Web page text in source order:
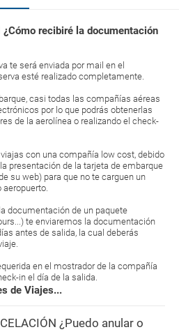
¿Cómo recibiré la documentación
te será enviada por mail en el
esté realizado completamente.
casi todas las compañías aéreas
por lo que podrás obtenerlas
de la aerolínea o realizando el check-
con una compañía low cost, debido
presentación de la tarjeta de embarque
su web) para que no te carguen un
documentación de un paquete
te enviaremos la documentación
antes de salida, la cual deberás
en el mostrador de la compañía
in el día de la salida.
de Viajes...
¿Puedo anular o